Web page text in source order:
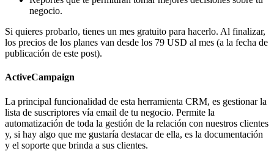
negocio.
Si quieres probarlo, tienes un mes gratuito para hacerlo. Al finalizar,
los precios de los planes van desde los 79 USD al mes (a la fecha de
publicación de este post).
ActiveCampaign
La principal funcionalidad de esta herramienta CRM, es gestionar la
lista de suscriptores vía email de tu negocio. Permite la
automatización de toda la gestión de la relación con nuestros clientes
y, si hay algo que me gustaría destacar de ella, es la documentación
y el soporte que brinda a sus clientes.